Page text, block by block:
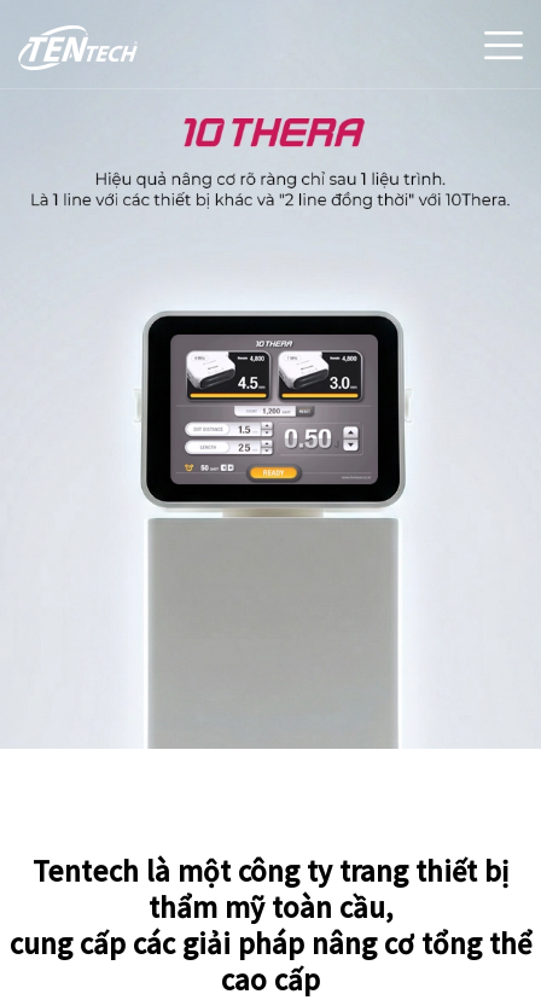
Tentech là một công ty trang thiết bị
thẩm mỹ toàn cầu,
cung cấp các giải pháp nâng cơ tổng thể
cao cấp